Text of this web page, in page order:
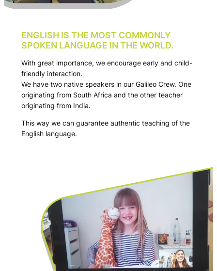
ENGLISH IS THE MOST COMMONLY
SPOKEN LANGUAGE IN THE WORLD.
With great importance, we encourage early and child-
friendly interaction.
We have two native speakers in our Galileo Crew. One
originating from South Africa and the other teacher
originating from India.
This way we can guarantee authentic teaching of the
English language.